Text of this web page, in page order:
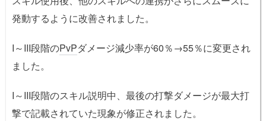
発動するように改善されました。
I～III段階のPvPダメージ減少率が60％→55％に変更され
ました。
I～III段階のスキル説明中、最後の打撃ダメージが最大打
撃で記載されていた現象が修正されました。